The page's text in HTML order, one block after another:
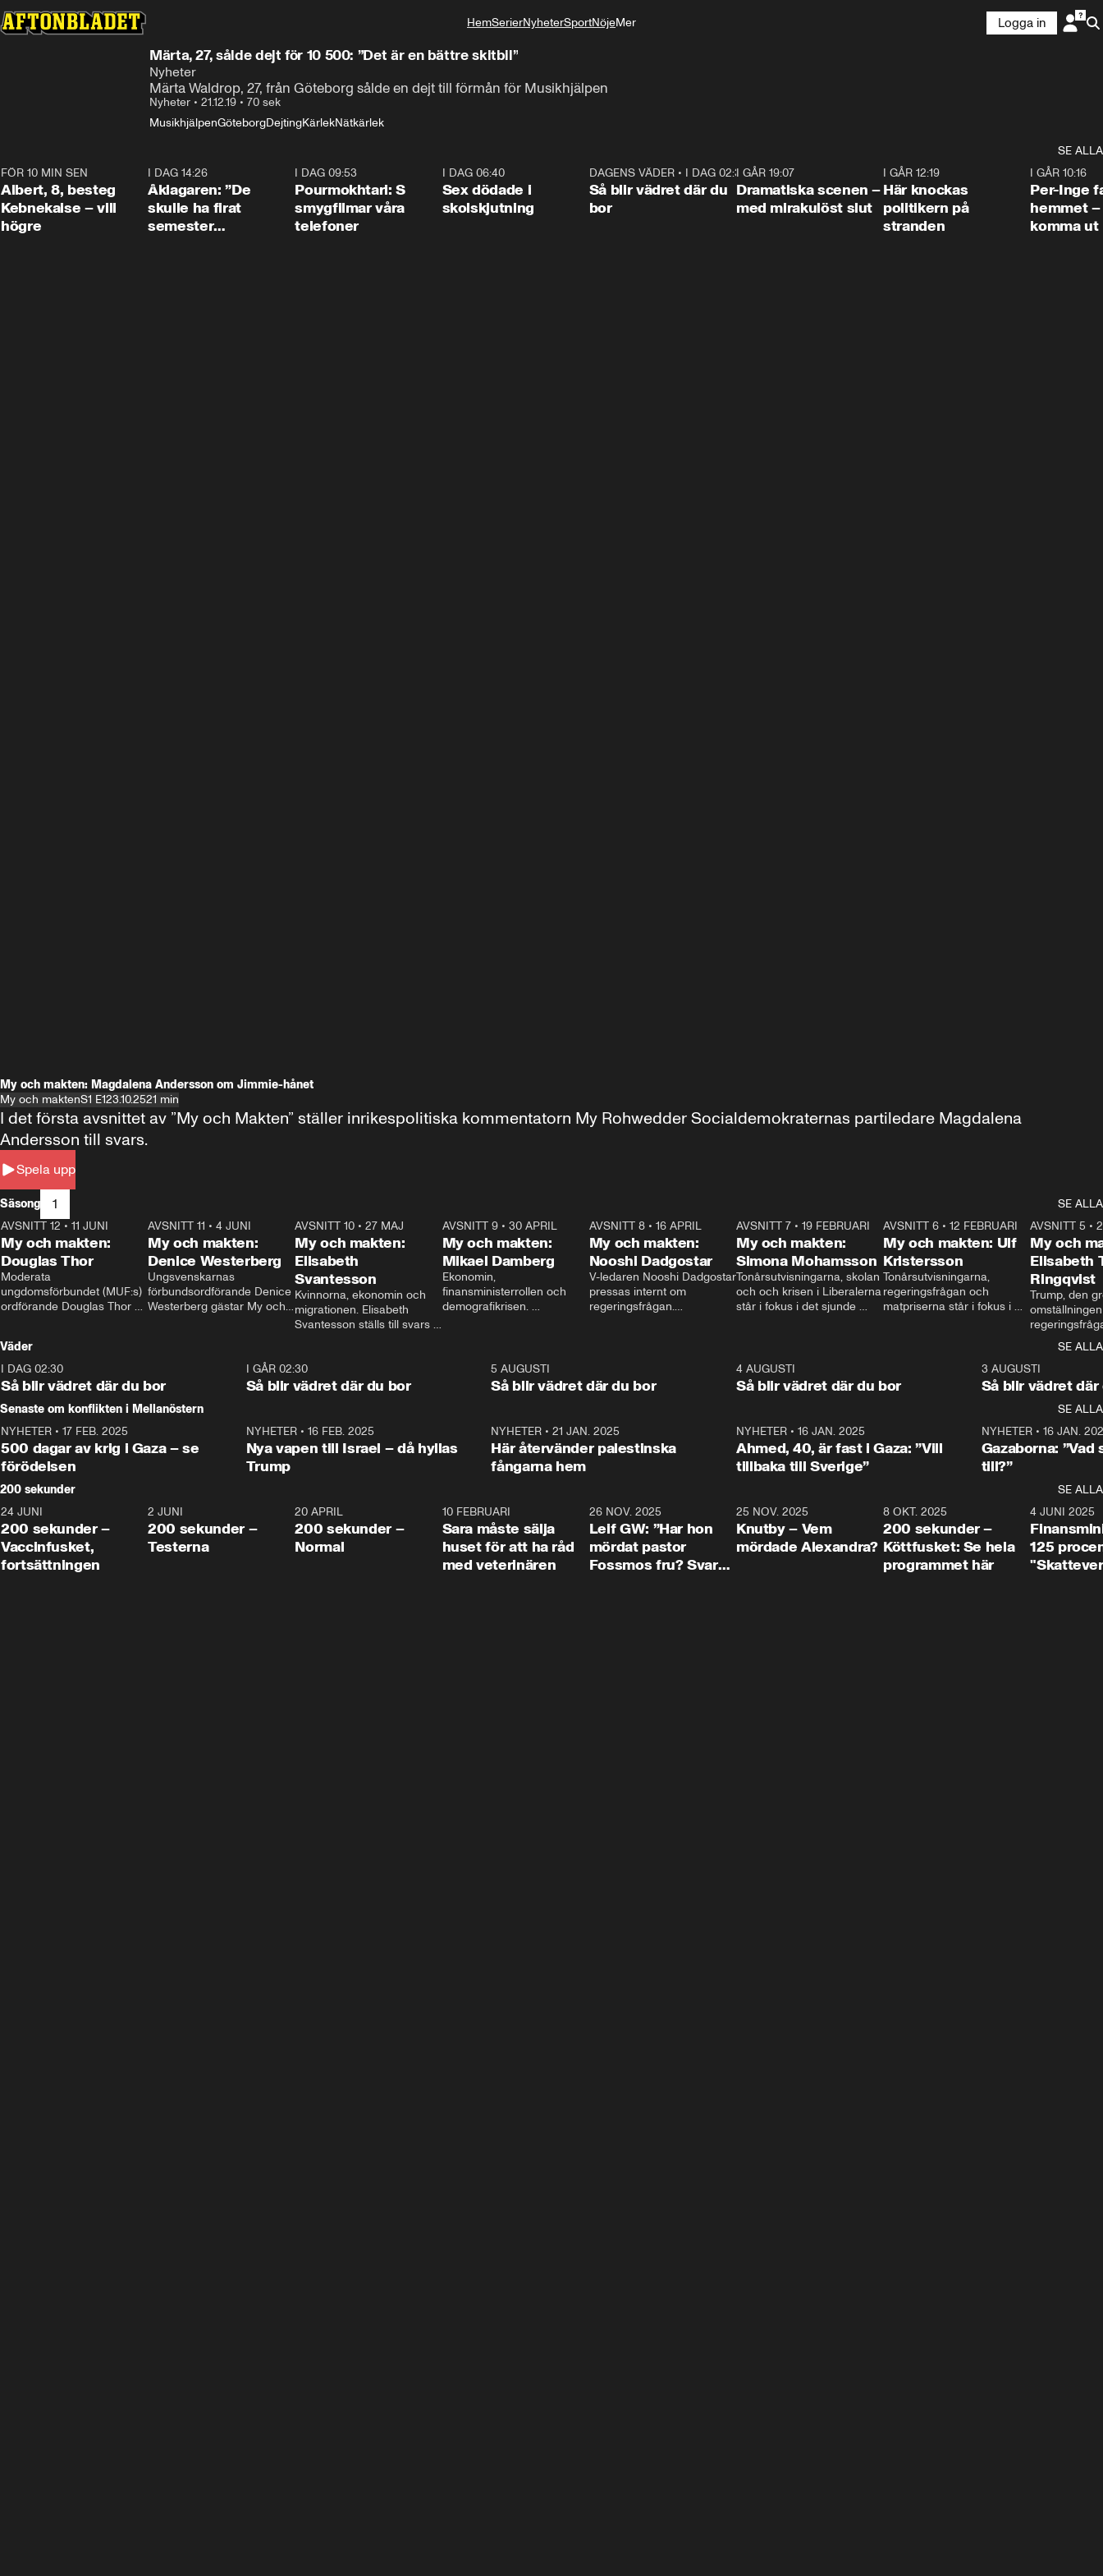
HemSerierNyheterSportNöjeMer
Logga in
Märta, 27, sålde dejt för 10 500: ”Det är en bättre skitbil”
Nyheter
Märta Waldrop, 27, från Göteborg sålde en dejt till förmån för Musikhjälpen
Nyheter • 21.12.19 • 70 sek
MusikhjälpenGöteborgDejtingKärlekNätkärlek
SE ALLA
FÖR 10 MIN SEN
Albert, 8, besteg
Kebnekaise – vill
högre
I DAG 14:26
Åklagaren: ”De
skulle ha firat
semester
I DAG 09:53
Pourmokhtari: S
smygfilmar våra
telefoner
I DAG 06:40
Sex dödade i
skolskjutning
1:06
DAGENS VÄDER• I DAG 02:30
Så blir vädret där du
bor
I GÅR 19:07
Dramatiska scenen –
med mirakulöst slut
I GÅR 12:19
Här knockas
politikern på
stranden
I GÅR 10:16
Per-Inge
hemmet
komma ut
My och makten: Magdalena Andersson om Jimmie-hånet
My och maktenS1 E123.10.2521 min
Spela upp
I det första avsnittet av ”My och Makten” ställer inrikespolitiska kommentatorn My Rohwedder Socialdemokraternas partiledare Magdalena
Andersson till svars.
Säsong 1
SE ALLA
26:27
AVSNITT 12 • 11 JUNI
My och makten:
Douglas Thor
Moderata
ungdomsförbundet (MUF:s)
ordförande Douglas Thor
tonårsutvisningarna och hur
Moderaterna ska locka
väljare till valet i höst.
23:40
AVSNITT 11 •4 JUNI
My och makten:
Denice Westerberg
Ungsvenskarnas
förbundsordförande Denice
Westerberg gästar My och
AVSNITT 10 •27 MAJ
My och makten:
Elisabeth
Svantesson
Kvinnorna, ekonomin och
migrationen. Elisabeth
Svantesson ställs till svars
AVSNITT 9• 30 APRIL
My och makten:
Mikael Damberg
Ekonomin,
finansministerrollen och
demografikrisen.
och Makten.
AVSNITT 8• 16 APRIL
My och makten:
Nooshi Dadgostar
V-ledaren Nooshi Dadgostar
pressas internt om
regeringsfrågan.
– Vi ställer upp i val. Ska vi
vara med så sitter vi förstås
24:30
AVSNITT 7• 19 FEBRUARI
My och makten:
Simona Mohamsson
Tonårsutvisningarna, skolan
och och krisen i Liberalerna
står i fokus i det sjunde
kommentator My
Rohwedder ställer
utbildnings- och
Mohamsson till svars.
27:30
AVSNITT 6 •12 FEBRUARI
My och makten: Ulf
Kristersson
Tonårsutvisningarna,
regeringsfrågan och
matpriserna står i fokus i
Rohwedder ställer
statsminister Ulf Kristersson
AVSNITT 5 •
My och
Elisabeth
Ringqvist
Trump, den
centrum i
avsnittet av
Makten”. Se
Aftonbladets
Rohwedder
Thand Ring
Väder
SE ALLA
I DAG 02:30
Så blir vädret där du bor
1:06
I GÅR 02:30
Så blir vädret där du bor
5 AUGUSTI
Så blir vädret där du bor
4 AUGUSTI
Så blir vädret där du bor
3 AUGUSTI
Så blir vädret där
Senaste om konflikten i Mellanöstern
SE ALLA
NYHETER • 17 FEB. 2025
500 dagar av krig i Gaza – se
förödelsen
NYHETER• 16 FEB. 2025
Nya vapen till Israel – då hyllas
Trump
NYHETER •21 JAN. 2025
Här återvänder palestinska
fångarna hem
NYHETER• 16 JAN. 2025
Ahmed, 40, är fast i Gaza: ”Vill
tillbaka till Sverige”
NYHETER• 16 JAN.
Gazaborna:
till?”
200 sekunder
SE ALLA
5:00
24 JUNI
200 sekunder –
Vaccinfusket,
fortsättningen
4:23
2 JUNI
200 sekunder –
Testerna
20 APRIL
200 sekunder –
Normal
10 FEBRUARI
Sara måste sälja
huset för att ha råd
med veterinären
26 NOV. 2025
Leif GW: ”Har hon
mördat pastor
Fossmos fru? Svar
31:05
25 NOV. 2025
Knutby – Vem
mördade Alexandra?
4:29
8 OKT. 2025
200 sekunder –
Köttfusket: Se hela
programmet här
4 JUNI 2025
125